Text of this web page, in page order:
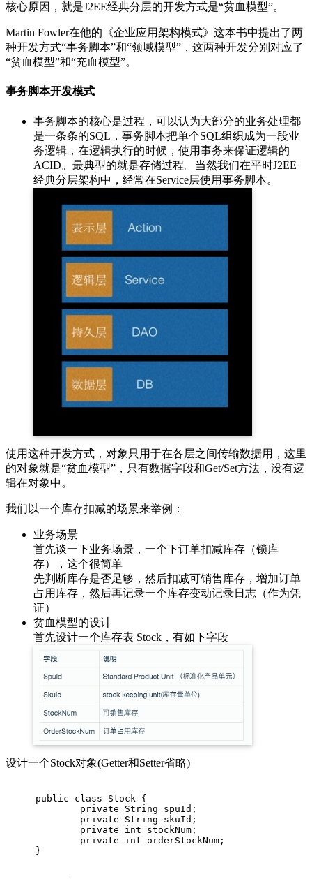
核心原因，就是J2EE经典分层的开发方式是“贫血模型”。
Martin Fowler在他的《企业应用架构模式》这本书中提出了两
种开发方式“事务脚本”和“领域模型”，这两种开发分别对应了
“贫血模型”和“充血模型”。
事务脚本开发模式
事务脚本的核心是过程，可以认为大部分的业务处理都
是一条条的SQL，事务脚本把单个SQL组织成为一段业
务逻辑，在逻辑执行的时候，使用事务来保证逻辑的
ACID。最典型的就是存储过程。当然我们在平时J2EE
经典分层架构中，经常在Service层使用事务脚本。
使用这种开发方式，对象只用于在各层之间传输数据用，这里
的对象就是“贫血模型”，只有数据字段和Get/Set方法，没有逻
辑在对象中。
我们以一个库存扣减的场景来举例：
业务场景
首先谈一下业务场景，一个下订单扣减库存（锁库
存），这个很简单
先判断库存是否足够，然后扣减可销售库存，增加订单
占用库存，然后再记录一个库存变动记录日志（作为凭
证）
贫血模型的设计
首先设计一个库存表 Stock，有如下字段
设计一个Stock对象(Getter和Setter省略)
public class Stock {
private String spuId;
private String skuId;
private
int stockNum;
private
int orderStockNum;
}